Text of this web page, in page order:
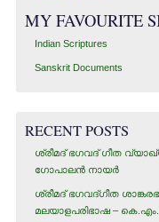
MY FAVOURITE
Indian Scriptures
Sanskrit Documents
RECENT POSTS
ശ്രീമദ് ഭഗവദ് ഗീത
ഗോപാലന്‍ നായര്‍
ശ്രീമദ് ഭഗവദ്ഗീത
മലയാളപരിഭാഷ –